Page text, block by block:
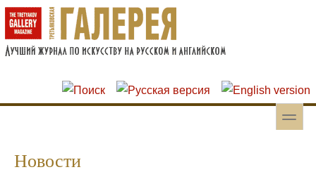
Перейти к основному содержанию
Skip to search
toggle
Новости